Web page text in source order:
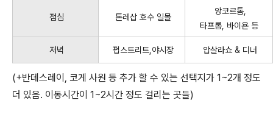
점심 톤레삽 호수 일몰
앙코르톰,
타프롬, 바이욘 등
저녁 펍스트리트,야시장 압살라쇼 & 디너
(+반데스레이, 코게 사원 등 추가 할 수 있는 선택지가 1~2개 정도
더 있음. 이동시간이 1~2시간 정도 걸리는 곳들)